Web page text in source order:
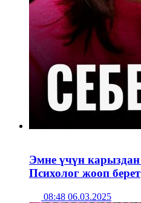
Эмне үчүн
Психолог жооп берет
08:48 06.03.2025